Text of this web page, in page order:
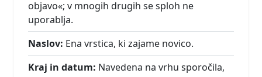
objavo«; v mnogih drugih se sploh ne
uporablja.
Naslov: Ena vrstica, ki zajame novico.
Kraj in datum: Navedena na vrhu sporočila,